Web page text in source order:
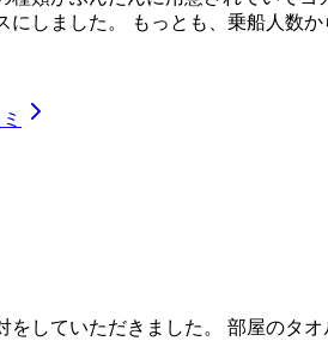
しました。 もっとも、乗船人数か
していただきました。 部屋のタ